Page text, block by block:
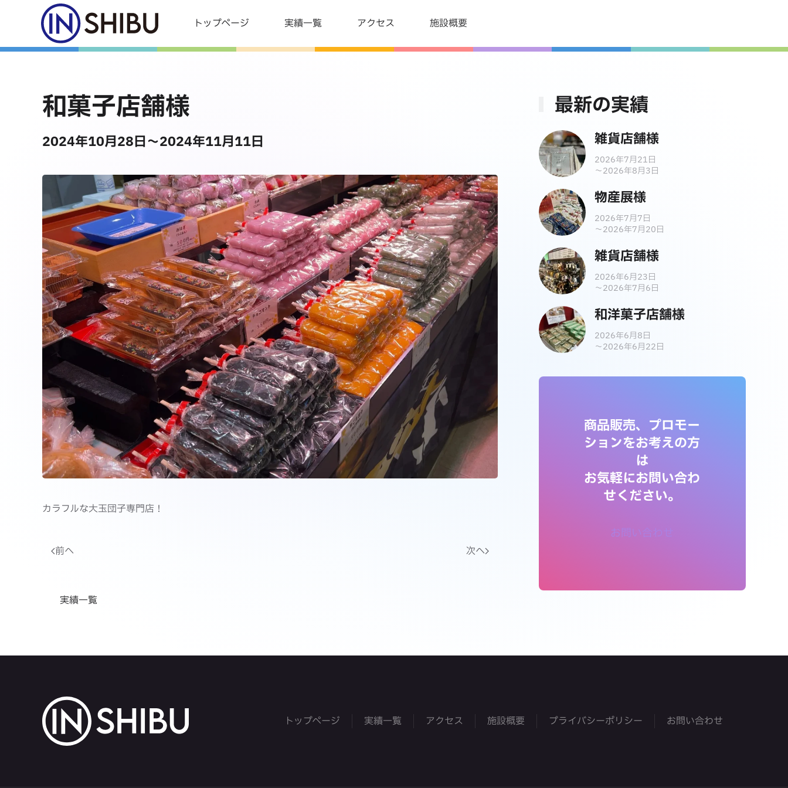
Skip to main content トップページ 実績一覧 アクセス 施設概要
和菓子店舗様
2024年10月28日～2024年11月11日
カラフルな大玉団子専門店！
前へ 次へ
実績一覧
最新の実績
雑貨店舗様
2026年7月21日
～2026年8月3日
物産展様
2026年7月7日
～2026年7月20日
雑貨店舗様
2026年6月23日
～2026年7月6日
和洋菓子店舗様
2026年6月8日
～2026年6月22日
商品販売、プロモー
ションをお考えの方
は
お気軽にお問い合わ
せください。
お問い合わせ
トップページ 実績一覧 アクセス 施設概要 プライバシーポリシー お問い合わせ